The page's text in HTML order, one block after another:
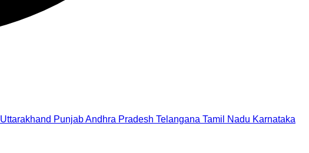
Uttarakhand PunjabAndhra Pradesh Telangana Tamil Nadu Karnataka